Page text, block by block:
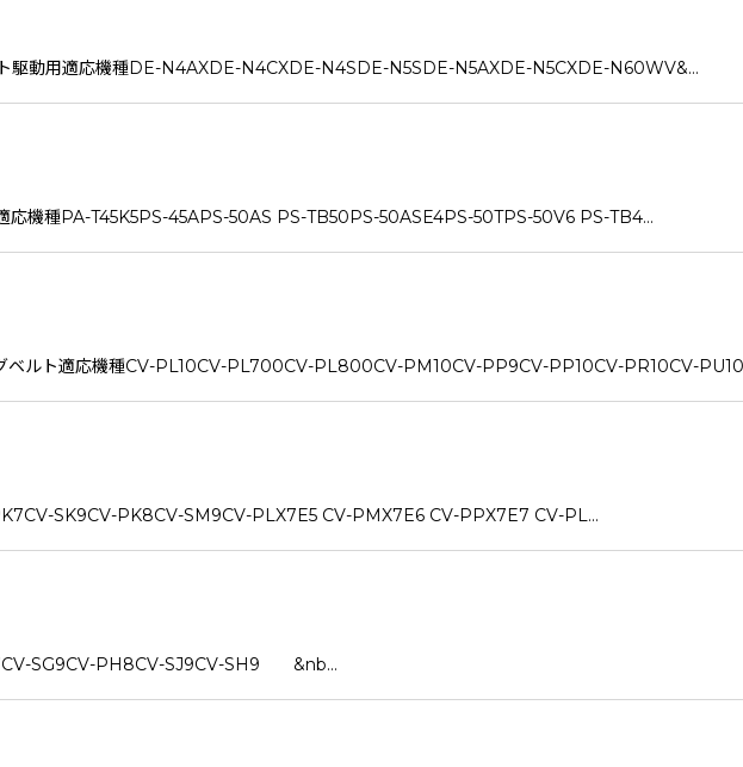
駆動用適応機種DE-N4AXDE-N4CXDE-N4SDE-N5SDE-N5AXDE-N5CXDE-N60WV&…
応機種PA-T45K5PS-45APS-50AS PS-TB50PS-50ASE4PS-50TPS-50V6 PS-TB4…
ベルト適応機種CV-PL10CV-PL700CV-PL800CV-PM10CV-PP9CV-PP10CV-PR10CV-
SK9CV-PK8CV-SM9CV-PLX7E5 CV-PMX7E6 CV-PPX7E7 CV-PL…
SG9CV-PH8CV-SJ9CV-SH9 &nb…